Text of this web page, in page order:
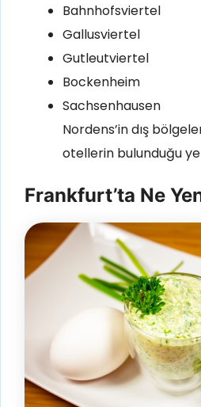
Bahnhofsviertel
Gallusviertel
Gutleutviertel
Bockenheim
Sachsenhausen
Nordens’in dış
otellerin bulunduğu
Frankfurt’ta Ne